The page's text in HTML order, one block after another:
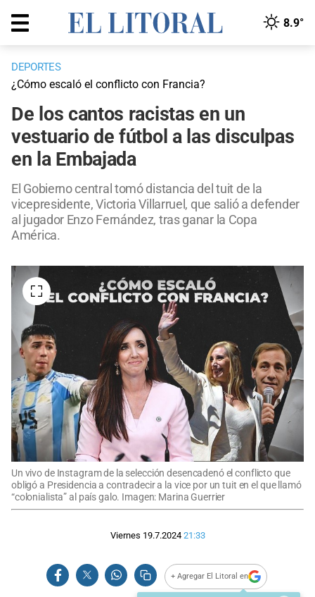
8.9°
DEPORTES
¿Cómo escaló el conflicto con Francia?
De los cantos racistas en un
vestuario de fútbol a las disculpas
en la Embajada
El Gobierno central tomó distancia del tuit de la
vicepresidente, Victoria Villarruel, que salió a defender
al jugador Enzo Fernández, tras ganar la Copa
América.
Un vivo de Instagram de la selección desencadenó el conflicto que
obligó a Presidencia a contradecir a la vice por un tuit en el que llamó
“colonialista” al país galo. Imagen: Marina Guerrier
Viernes 19.7.2024 21:33
+ Agregar El Litoral en